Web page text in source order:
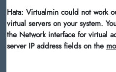
Hata: Virtualmin could not work
virtual servers on your system.
the Network interface for virtual
server IP address fields on the